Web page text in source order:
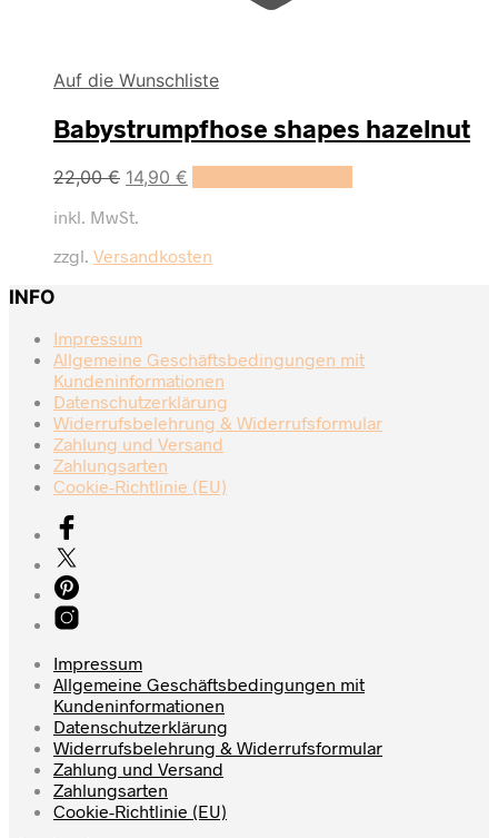
Auf die Wunschliste
Babystrumpfhose shapes hazelnut
22,00€ 14,90 €
auf
gewählt
inkl. MwSt.
zzgl. Versandkosten
INFO
Impressum
Allgemeine Geschäftsbedingungen mit
Kundeninformationen
Datenschutzerklärung
Widerrufsbelehrung & Widerrufsformular
Zahlung und Versand
Zahlungsarten
Cookie-Richtlinie (EU)
Impressum
Allgemeine Geschäftsbedingungen mit
Kundeninformationen
Datenschutzerklärung
Widerrufsbelehrung & Widerrufsformular
Zahlung und Versand
Zahlungsarten
Cookie-Richtlinie (EU)